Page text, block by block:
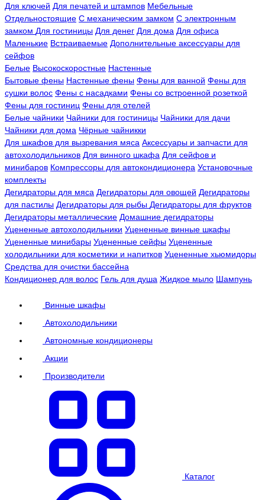
Для ключей Для печатей и штампов Мебельные
Отдельностоящие С механическим замком С электронным
замком Для гостиницы Для денег Для дома Для офиса
Маленькие Встраиваемые Дополнительные аксессуары для
сейфов
Белые Высокоскоростные Настенные
Бытовые фены Настенные фены Фены для ванной Фены для
сушки волос Фены с насадками Фены со встроенной розеткой
Фены для гостиниц Фены для отелей
Белые чайники Чайники для гостиницы Чайники для дачи
Чайники для дома Чёрные чайникки
Для шкафов для вызревания мяса Аксессуары и запчасти для
автохолодильников Для винного шкафа Для сейфов и
минибаров Компрессоры для автокондиционера Установочные
комплекты
Дегидраторы для мяса Дегидраторы для овощей Дегидраторы
для пастилы Дегидраторы для рыбы Дегидраторы для фруктов
Дегидраторы металлические Домашние дегидраторы
Уцененные автохолодильники Уцененные винные шкафы
Уцененные минибары Уцененные сейфы Уцененные
холодильники для косметики и напитков Уцененные хьюмидоры
Средства для очистки бассейна
Кондиционер для волос Гель для душа Жидкое мыло Шампунь
Винные шкафы
Автохолодильники
Автономные кондиционеры
Акции
Производители
Каталог